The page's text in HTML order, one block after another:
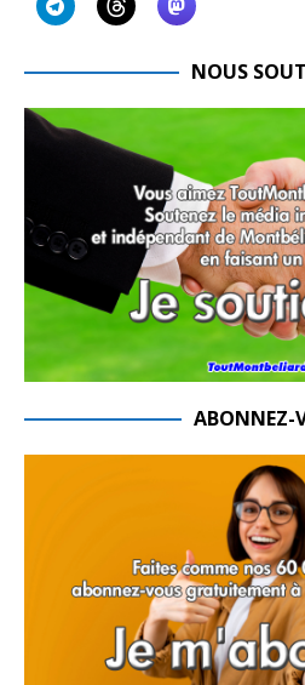
NOUS
ABONNEZ-